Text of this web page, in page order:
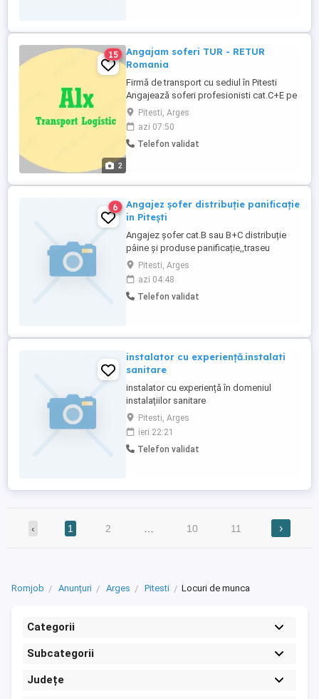
2
15
Angajam soferi TUR - RETUR
Romania
Firmă de transport cu sediul în Pitesti
Angajează soferi profesionisti cat.C+E pe
termen lung. Transport Tur-Retur Italia,
Slovenia, Slovacia, Polonia, Franta,
Spania... Oferim salariu atractiv, carte de
muncă, camioane performante. Se
Pitesti, Arges
azi 07:50
Telefon validat
6
Angajez șofer distribuție panificație
in Pitești
Angajez șofer cat.B sau B+C distribuție
pâine și produse panificație,,traseu
oraș,program 5-12,se lucrează în 2 pe
mașină,salariu 5000 brut+900 card
bonuri,de luni până vineri +2 sâmbete pe
luna. Nu se da mașină acasă. De
Pitesti, Arges
azi 04:48
Telefon validat
instalator cu experiență.instalati
sanitare
instalator cu experiență în domeniul
instalațiilor sanitare
reparatii,montare,demontare și instalații
sanitare noi.
Pitesti, Arges
ieri 22:21
Telefon validat
‹ 1 2 10 11 ›
Romjob Anunțuri Arges Pitesti Locuri de munca
Categorii
Subcategorii
Județe